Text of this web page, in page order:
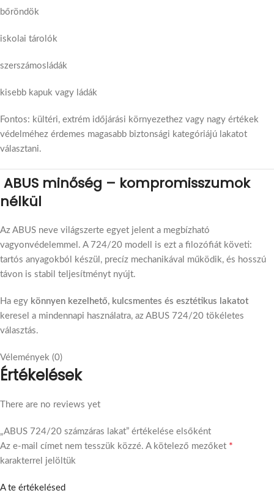
bőröndök
iskolai tárolók
szerszámosládák
kisebb kapuk vagy ládák
Fontos: kültéri, extrém időjárási környezethez vagy nagy értékek
védelméhez érdemes magasabb biztonsági kategóriájú lakatot
választani.
ABUS minőség – kompromisszumok
nélkül
Az ABUS neve világszerte egyet jelent a megbízható
vagyonvédelemmel. A 724/20 modell is ezt a filozófiát követi:
tartós anyagokból készül, precíz mechanikával működik, és hosszú
távon is stabil teljesítményt nyújt.
Ha egy könnyen kezelhető, kulcsmentes és esztétikus lakatot
keresel a mindennapi használatra, az ABUS 724/20 tökéletes
választás.
Vélemények (0)
Értékelések
There are no reviews yet
„ABUS 724/20 számzáras lakat” értékelése elsőként
Az e-mail címet nem tesszük közzé. A kötelező mezőket *
karakterrel jelöltük
A te értékelésed